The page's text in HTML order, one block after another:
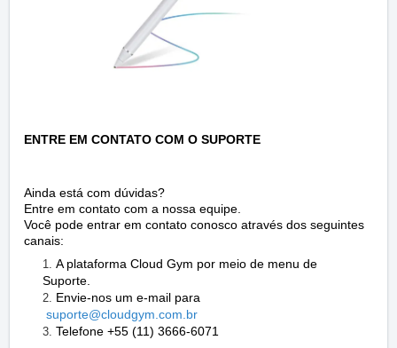
ENTRE EM CONTATO COM O SUPORTE
Ainda está com dúvidas?
Entre em contato com a nossa equipe.
Você pode entrar em contato conosco através dos seguintes
canais:
A plataforma Cloud Gym por meio de menu de
Suporte.
Envie-nos um e-mail para
suporte@cloudgym.com .br
Telefone +55 (11) 3666-6071